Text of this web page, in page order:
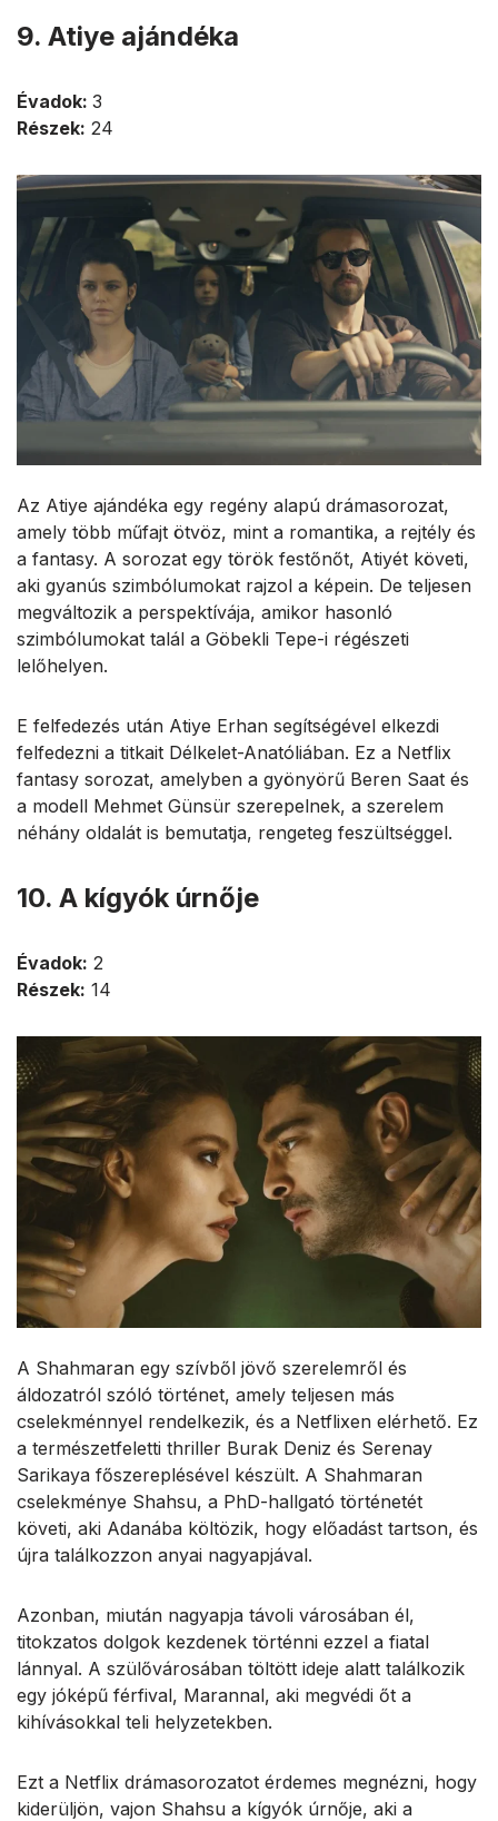
9. Atiye ajándéka
Évadok: 3
Részek: 24
Az Atiye ajándéka egy regény alapú drámasorozat,
amely több műfajt ötvöz, mint a romantika, a rejtély és
a fantasy. A sorozat egy török festőnőt, Atiyét követi,
aki gyanús szimbólumokat rajzol a képein. De teljesen
megváltozik a perspektívája, amikor hasonló
szimbólumokat talál a Göbekli Tepe-i régészeti
lelőhelyen.
E felfedezés után Atiye Erhan segítségével elkezdi
felfedezni a titkait Délkelet-Anatóliában. Ez a Netflix
fantasy sorozat, amelyben a gyönyörű Beren Saat és
a modell Mehmet Günsür szerepelnek, a szerelem
néhány oldalát is bemutatja, rengeteg feszültséggel.
10. A kígyók úrnője
Évadok: 2
Részek: 14
A Shahmaran egy szívből jövő szerelemről és
áldozatról szóló történet, amely teljesen más
cselekménnyel rendelkezik, és a Netflixen elérhető. Ez
a természetfeletti thriller Burak Deniz és Serenay
Sarikaya főszereplésével készült. A Shahmaran
cselekménye Shahsu, a PhD-hallgató történetét
követi, aki Adanába költözik, hogy előadást tartson, és
újra találkozzon anyai nagyapjával.
Azonban, miután nagyapja távoli városában él,
titokzatos dolgok kezdenek történni ezzel a fiatal
lánnyal. A szülővárosában töltött ideje alatt találkozik
egy jóképű férfival, Marannal, aki megvédi őt a
kihívásokkal teli helyzetekben.
Ezt a Netflix drámasorozatot érdemes megnézni, hogy
kiderüljön, vajon Shahsu a kígyók úrnője, aki a